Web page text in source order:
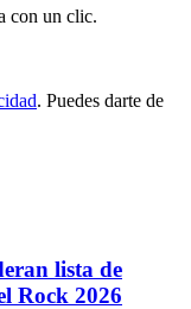
con un clic.
. Puedes darte de
lista de
Rock 2026